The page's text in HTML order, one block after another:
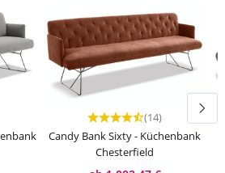
Bewertung von 4.44 von 5 Sternen
Durchschnittliche
(14)
Candy Bank Sixty - Küchenbank
Chesterfield